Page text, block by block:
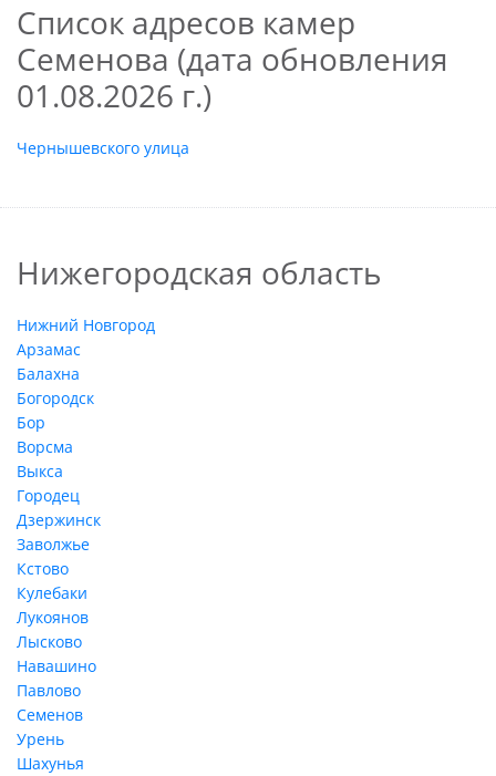
Список адресов камер
Семенова (дата обновления
01.08.2026 г.)
Чернышевского улица
Нижегородская область
Нижний Новгород
Арзамас
Балахна
Богородск
Бор
Ворсма
Выкса
Городец
Дзержинск
Заволжье
Кстово
Кулебаки
Лукоянов
Лысково
Навашино
Павлово
Семенов
Урень
Шахунья